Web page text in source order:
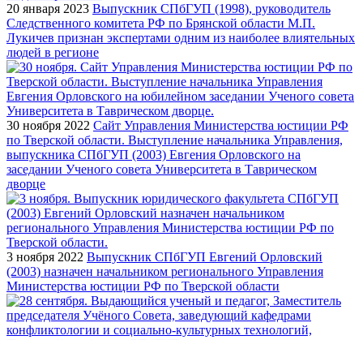
20 января 2023 Выпускник СПбГУП (1998), руководитель
Следственного комитета РФ по Брянской области М.П.
Лукичев признан экспертами одним из наиболее влиятельных
людей в регионе
30 ноября 2022 Cайт Управления Министерства юстиции РФ
по Тверской области. Выступление начальника Управления,
выпускника СПбГУП (2003) Евгения Орловского на
заседании Ученого совета Университета в Таврическом
дворце
3 ноября 2022 Выпускник СПбГУП Евгений Орловский
(2003) назначен начальником регионального Управления
Министерства юстиции РФ по Тверской области